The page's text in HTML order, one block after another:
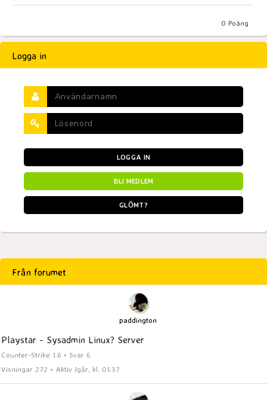
0 Poäng
Logga in
LOGGA IN
BLI MEDLEM
GLÖMT?
Från forumet
paddington
Playstar - Sysadmin Linux? Server
Counter-Strike 1.6 • Svar 6
Visningar 272 • Aktiv Igår, kl. 01:37